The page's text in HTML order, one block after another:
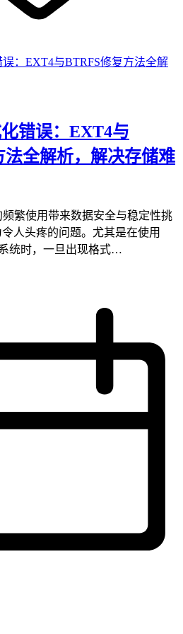
错误：EXT4与
法全解析，解决存储难
繁使用带来数据安全与稳定性挑
人头疼的问题。尤其是在使用
统时，一旦出现格式…